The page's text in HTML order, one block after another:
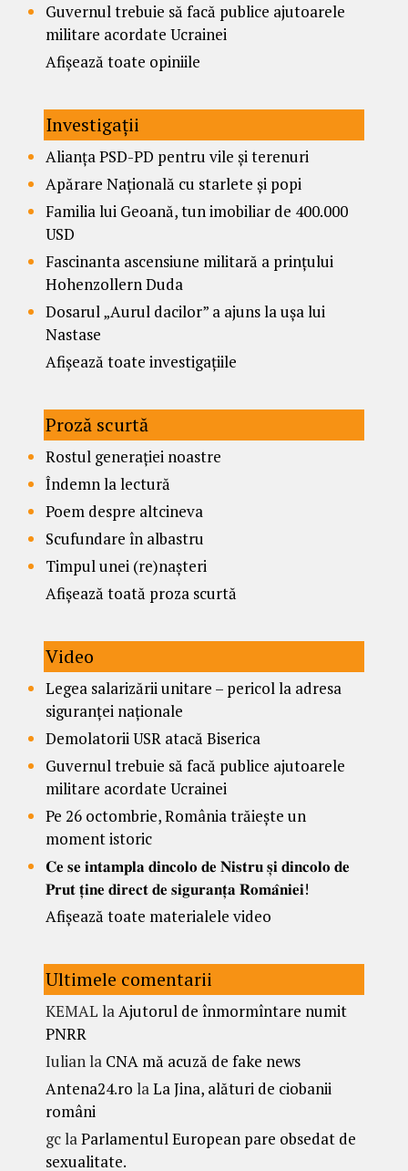
Guvernul trebuie să facă publice ajutoarele
militare acordate Ucrainei
Afișează toate opiniile
Investigații
Alianța PSD-PD pentru vile și terenuri
Apărare Națională cu starlete și popi
Familia lui Geoană, tun imobiliar de 400.000
USD
Fascinanta ascensiune militară a prințului
Hohenzollern Duda
Dosarul „Aurul dacilor” a ajuns la ușa lui
Nastase
Afișează toate investigațiile
Proză scurtă
Rostul generației noastre
Îndemn la lectură
Poem despre altcineva
Scufundare în albastru
Timpul unei (re)nașteri
Afișează toată proza scurtă
Video
Legea salarizării unitare – pericol la adresa
siguranței naționale
Demolatorii USR atacă Biserica
Guvernul trebuie să facă publice ajutoarele
militare acordate Ucrainei
Pe 26 octombrie, România trăiește un
moment istoric
𝐂𝐞 𝐬𝐞 𝐢𝐧𝐭𝐚𝐦𝐩𝐥𝐚 𝐝𝐢𝐧𝐜𝐨𝐥𝐨 𝐝𝐞 𝐍𝐢𝐬𝐭𝐫𝐮 𝐬̦𝐢 𝐝𝐢𝐧𝐜𝐨𝐥𝐨 𝐝𝐞
𝐏𝐫𝐮𝐭 𝐭̦𝐢𝐧𝐞 𝐝𝐢𝐫𝐞𝐜𝐭 𝐝𝐞 𝐬𝐢𝐠𝐮𝐫𝐚𝐧𝐭̦𝐚 𝐑𝐨𝐦𝐚̂𝐧𝐢𝐞𝐢!
Afișează toate materialele video
Ultimele comentarii
KEMAL laAjutorul de înmormîntare numit
PNRR
Iulianla CNA mă acuză de fake news
Antena24.ro laLa Jina, alături de ciobanii
români
gclaParlamentul European pare obsedat de
sexualitate.